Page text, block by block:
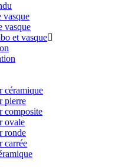
vasque
vasque
et vasque
céramique
pierre
composite
ovale
ronde
carrée